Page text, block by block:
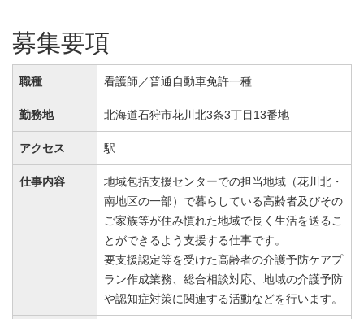
募集要項
職種 看護師／普通自動車免許一種
勤務地 北海道石狩市花川北3条3丁目13番地
アクセス 駅
仕事内容
地域包括支援センターでの担当地域（花川北・
南地区の一部）で暮らしている高齢者及びその
ご家族等が住み慣れた地域で長く生活を送るこ
とができるよう支援する仕事です。
要支援認定等を受けた高齢者の介護予防ケアプ
ラン作成業務、総合相談対応、地域の介護予防
や認知症対策に関連する活動などを行います。